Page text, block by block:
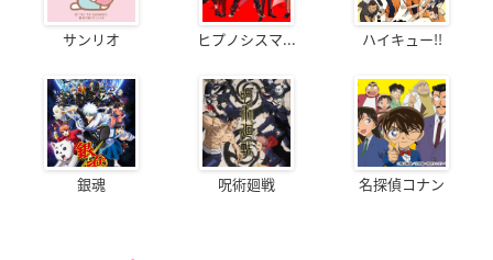
サンリオ ヒプノシスマ... ハイキュー!!
銀魂 呪術廻戦 名探偵コナン